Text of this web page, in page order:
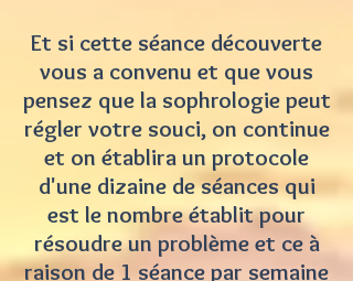
Et si cette séance découverte
vous a convenu et que vous
pensez que la sophrologie peut
régler votre souci, on continue
et on établira un protocole
d'une dizaine de séances qui
est le nombre établit pour
résoudre un problème et ce à
raison de 1 séance par semaine